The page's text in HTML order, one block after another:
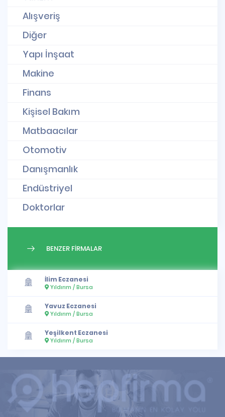
Alışveriş
Diğer
Yapı İnşaat
Makine
Finans
Kişisel Bakım
Matbaacılar
Otomotiv
Danışmanlık
Endüstriyel
Doktorlar
BENZER FİRMALAR
İlim Eczanesi
Yıldırım / Bursa
Yavuz Eczanesi
Yıldırım / Bursa
Yeşilkent Eczanesi
Yıldırım / Bursa